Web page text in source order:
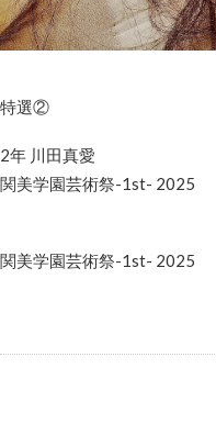
特選②
2年 川田真愛
関美学園芸術祭-1st- 2025
関美学園芸術祭-1st- 2025